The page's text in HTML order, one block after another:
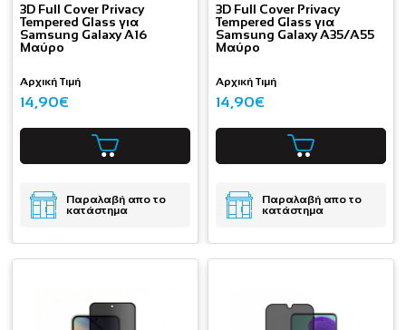
3D Full Cover Privacy
Tempered Glass για
Samsung Galaxy A16
Μαύρο
Αρχική Τιμή
14,90€
Παραλαβή απο το
κατάστημα
3D Full Cover Privacy
Tempered Glass για
Samsung Galaxy A35/A55
Μαύρο
Αρχική Τιμή
14,90€
Παραλαβή απο το
κατάστημα